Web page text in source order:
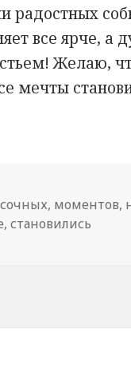
радостных
все ярче, а
Желаю,
мечты
, моментов,
,становились